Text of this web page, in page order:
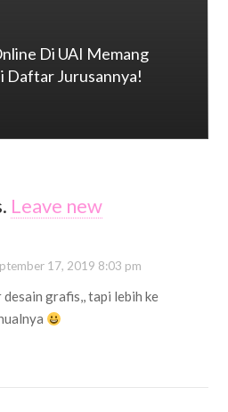
Di UAI Memang
Daftar Jurusannya!
. Leave new
17, 2019 8:03 pm
desain grafis,, tapi lebih ke